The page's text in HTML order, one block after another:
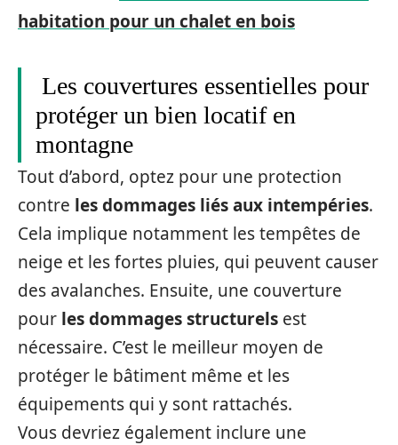
habitation pour un chalet en bois
Les couvertures essentielles pour
protéger un bien locatif en
montagne
Tout d’abord, optez pour une protection
contre les dommages liés aux intempéries.
Cela implique notamment les tempêtes de
neige et les fortes pluies, qui peuvent causer
des avalanches. Ensuite, une couverture
pour les dommages structurels est
nécessaire. C’est le meilleur moyen de
protéger le bâtiment même et les
équipements qui y sont rattachés.
Vous devriez également inclure une